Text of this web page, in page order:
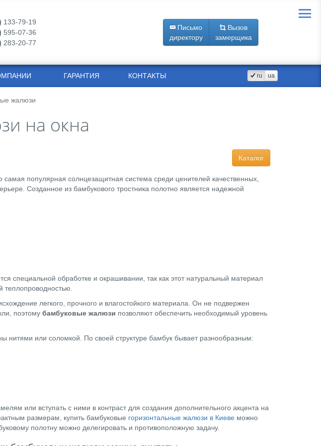
133-79-19
595-07-36
283-20-77
Письмо
директору
Вызов
замерщика
ГАРАНТИЯ КОНТАКТЫ ru ua
жалюзи
на окна
Каталог
самая популярная солнцезащитная система среди ценителей качественных,
Созданное из бамбукового тростника полотно является надежной
специальной обработке и окрашивании, так как этот натуральный материал
теплопроводностью.
легкого, прочного и влагостойкого материала. Он не подвержен
поэтому бамбуковые жалюзи позволяют обеспечить необходимый уровень
нитями или соломкой. По своей структуре бамбук бывает разнообразным:
или вступать с ними в контраст для создания дополнительного акцента на
размерам, купить бамбуковые горизонтальные жалюзи в Киевеможно
полотну можно делегировать и противоположную задачу.